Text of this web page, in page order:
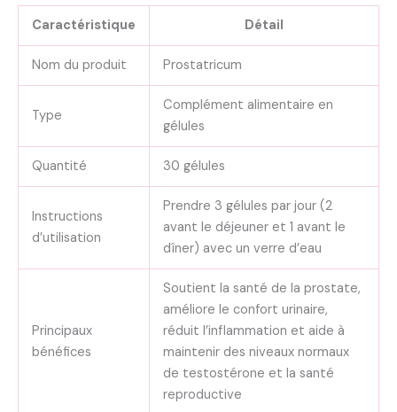
Caractéristique Détail
Nom du produit Prostatricum
Type
Complément alimentaire en
gélules
Quantité 30 gélules
Instructions
d’utilisation
Prendre 3 gélules par jour (2
avant le déjeuner et 1 avant le
dîner) avec un verre d’eau
Principaux
bénéfices
Soutient la santé de la prostate,
améliore le confort urinaire,
réduit l’inflammation et aide à
maintenir des niveaux normaux
de testostérone et la santé
reproductive